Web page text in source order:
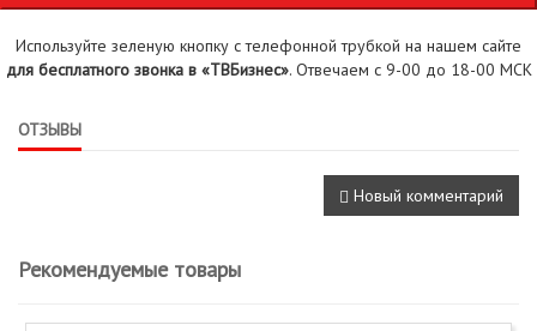
Используйте зеленую кнопку с телефонной трубкой на нашем сайте
для бесплатного звонка в «ТВБизнес». Отвечаем с 9-00 до 18-00 МСК
ОТЗЫВЫ
Новый комментарий
Рекомендуемые товары